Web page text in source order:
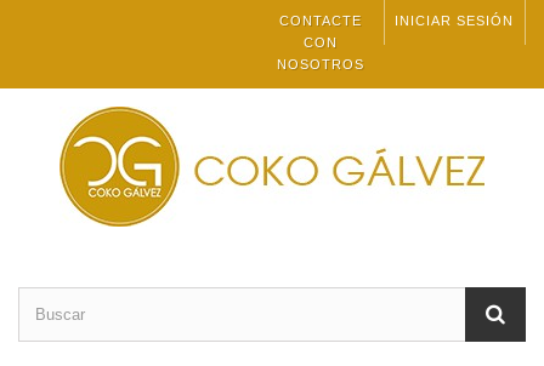
INICIAR SESIÓN
CONTACTE
CON
NOSOTROS